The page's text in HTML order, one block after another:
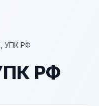
УПК РФ
РФ